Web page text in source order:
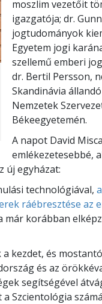
moszlim vezetőit
igazgatója; dr.
jogtudományok
Egyetem jogi
szellemű emberi
dr. Bertil Persson,
Skandinávia
Nemzetek
Békeegyetemén.
A napot David
emlékezetesebbé,
új egyházat:
technológiával,
ráébresztése az
már korábban
kezdet, és
és az
segítségével
Szcientológia